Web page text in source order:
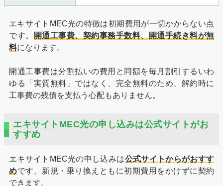
エキサイトMEC光の特徴は初期費用が一切かからない点
です。
開通工事費、契約事務手数料、開通手続き料が無
料になります。
開通工事費は分割払いの費用と同額を毎月割引するいわ
ゆる「実質無料」ではなく、完全無料のため、解約時に
工事費の残債を支払う心配もありません。
エキサイトMEC光の申し込みは公式サイトがお
すすめ
エキサイトMEC光の申し込みは公式サイトからがおすす
めです。新規・乗り換えともに初期費用をかけずに契約
できます。